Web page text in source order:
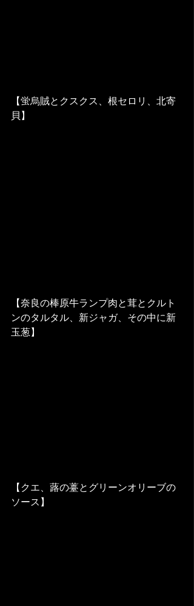
【蛍烏賊とクスクス、根セロリ、北寄
貝】
【奈良の棒原牛ランプ肉と茸とクルト
ンのタルタル、新ジャガ、その中に新
玉葱】
【クエ、蕗の薹とグリーンオリーブの
ソース】